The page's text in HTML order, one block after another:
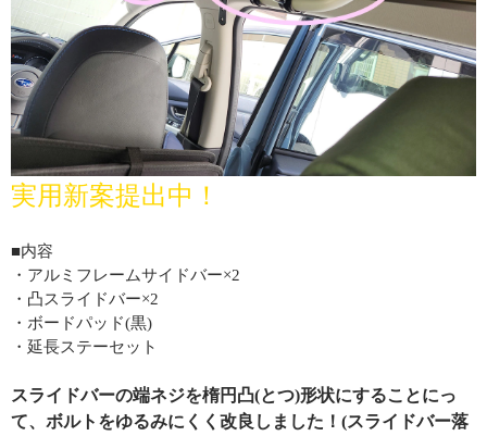
実用新案提出中！
■内容
・アルミフレームサイドバー×2
・凸スライドバー×2
・ボードパッド(黒)
・延長ステーセット
スライドバーの端ネジを楕円凸(とつ)形状にすることにっ
て、ボルトをゆるみにくく改良しました！(スライドバー落